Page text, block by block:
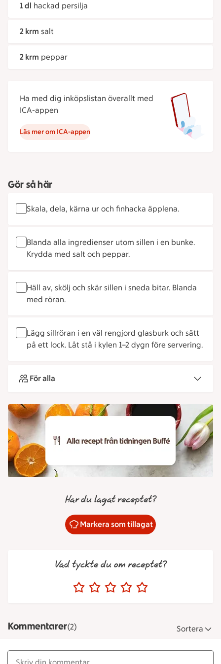
1 dl hackad persilja
2 krm salt
2 krm peppar
Ha med dig inköpslistan överallt med
ICA-appen
Läs mer om ICA-appen
Gör så här
Skala, dela, kärna ur och finhacka äpplena.
Blanda alla ingredienser utom sillen i en bunke.
Krydda med salt och peppar.
Häll av, skölj och skär sillen i sneda bitar. Blanda
med röran.
Lägg sillröran i en väl rengjord glasburk och sätt
på ett lock. Låt stå i kylen 1–2 dygn före servering.
För alla
Har du lagat receptet?
Markera som tillagat
Vad tyckte du om receptet?
Kommentarer(2) Sortera